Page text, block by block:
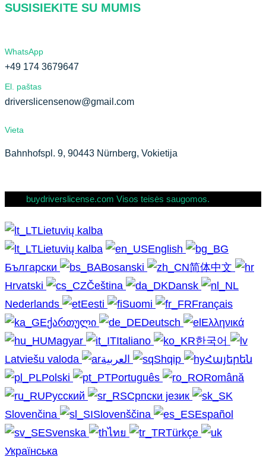
SUSISIEKITE SU MUMIS
WhatsApp
+49 174 3679647
El. paštas
driverslicensenow@gmail.com
Vieta
Bahnhofspl. 9, 90443 Nürnberg, Vokietija
buydriverslicense.com Visos teisės saugomos.
Lietuvių kalba
Lietuvių kalba
English
Български
Bosanski
简体中文
Hrvatski
Čeština
Dansk
Nederlands
Eesti Suomi
Français
ქართული
Deutsch
Ελληνικά
Magyar
Italiano
한국어
Latviešu valoda
Shqip
Հայերեն
Polski
Português
Română
Русский
Српски језик
Slovenčina
Slovenščina
Español
Svenska
ไทย
Türkçe
Українська